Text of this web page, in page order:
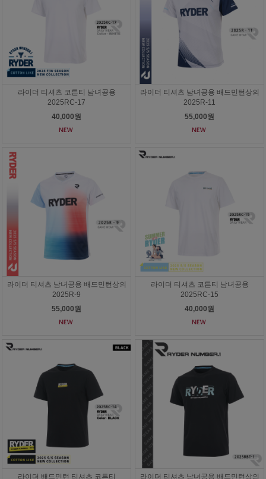
라이더 티셔츠 코튼티 남녀공용
2025RC-17
40,000원
라이더 티셔츠 남녀공용 배드민턴상의
2025R-11
55,000원
라이더 티셔츠 남녀공용 배드민턴상의
2025R-9
55,000원
라이더 티셔츠 코튼티 남녀공용
2025RC-15
40,000원
라이더 배드민턴 티셔츠 코튼티
라이더 티셔츠 남녀공용 배드민턴상의